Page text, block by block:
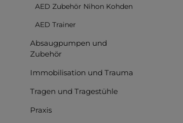
AED Zubehör Nihon Kohden
AED Trainer
Absaugpumpen und
Zubehör
Immobilisation und Trauma
Tragen und Tragestühle
Praxis